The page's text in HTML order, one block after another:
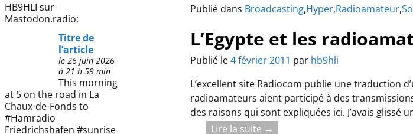
Publié dans Broadcasting,Hyper,Radioamateur,
L’Egypte et les
Publié le4 février 2011 par hb9hli
L’excellent site Radiocom publie une traduction
radioamateurs aient participé à des
des raisons qui sont expliquées ici. J’avais glissé
Lire la suite →
HB9HLI sur
Mastodon.radio:
Titre de
l’article
le 26 juin 2026
à 21 h 59 min
This morning
at 5 on the road in La
Chaux-de-Fonds to
#Hamradio
Friedrichshafen #sunrise